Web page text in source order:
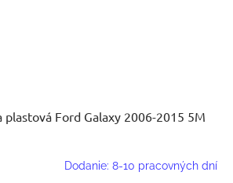
plastová Ford Galaxy 2006-2015 5M
Dodanie: 8-10 pracovných dní